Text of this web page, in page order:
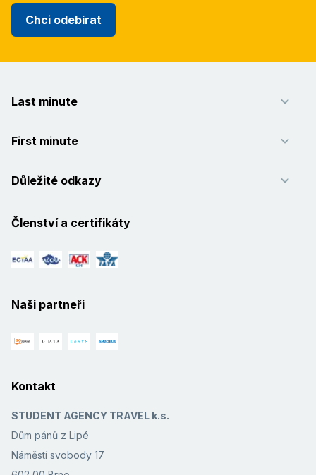
Chci odebírat
Last minute
First minute
Důležité odkazy
Členství a certifikáty
Naši partneři
Kontakt
STUDENT AGENCY TRAVEL k.s.
Dům pánů z Lipé
Náměstí svobody 17